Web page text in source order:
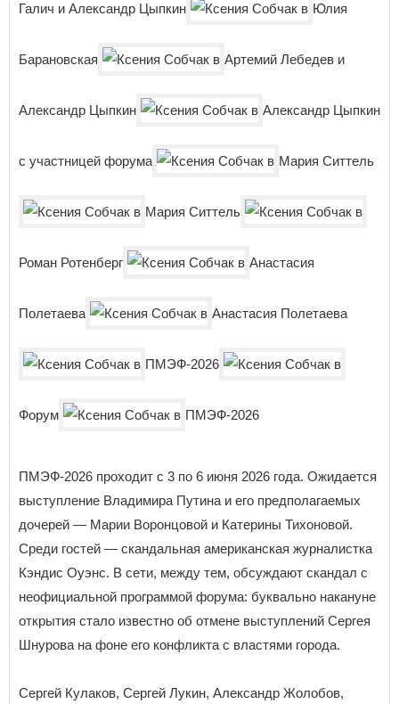
Галич и Александр Цыпкин Юлия
Барановская Артемий Лебедев и
Александр Цыпкин Александр Цыпкин
с участницей форума Мария Ситтель
Мария Ситтель
Роман Ротенберг Анастасия
Полетаева Анастасия Полетаева
ПМЭФ-2026
Форум ПМЭФ-2026
ПМЭФ-2026 проходит с 3 по 6 июня 2026 года. Ожидается
выступление Владимира Путина и его предполагаемых
дочерей — Марии Воронцовой и Катерины Тихоновой.
Среди гостей — скандальная американская журналистка
Кэндис Оуэнс. В сети, между тем, обсуждают скандал с
неофициальной программой форума: буквально накануне
открытия стало известно об отмене выступлений Сергея
Шнурова на фоне его конфликта с властями города.
Cергей Кулаков, Сергей Лукин, Александр Жолобов,